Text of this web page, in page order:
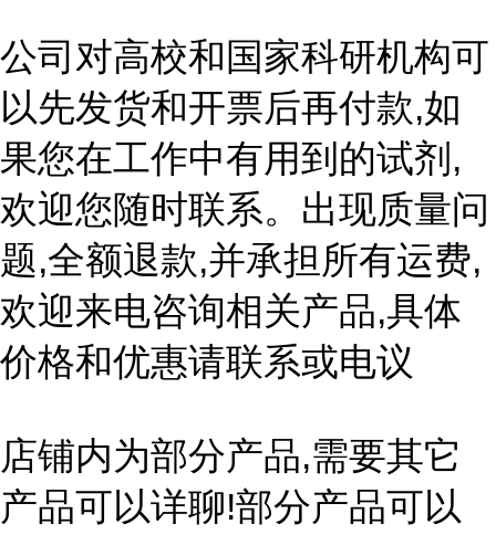
公司对高校和国家科研机构可
以先发货和开票后再付款,如
果您在工作中有用到的试剂,
欢迎您随时联系。出现质量问
题,全额退款,并承担所有运费,
欢迎来电咨询相关产品,具体
价格和优惠请联系或电议
店铺内为部分产品,需要其它
产品可以详聊!部分产品可以